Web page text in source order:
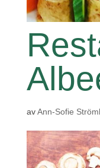
avAnn-Sofie